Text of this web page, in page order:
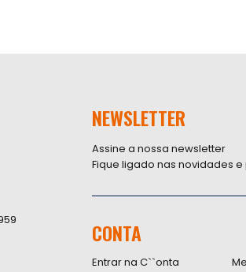
NEWSLETTER
Assine a nossa newsletter
Fique ligado nas novidades
CONTA
Entrar na C``onta